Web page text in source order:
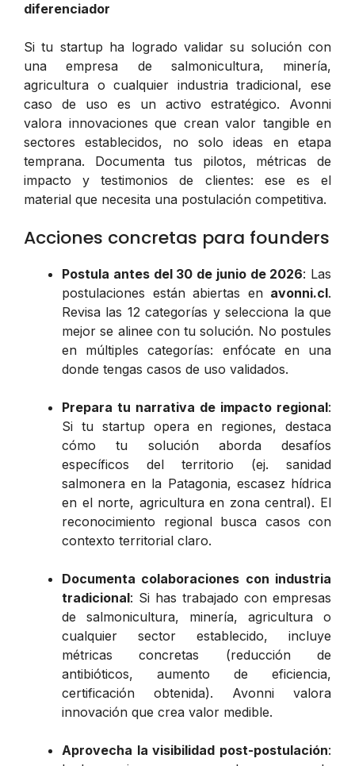
diferenciador
Si tu startup ha logrado validar su solución con
una empresa de salmonicultura, minería,
agricultura o cualquier industria tradicional, ese
caso de uso es un activo estratégico. Avonni
valora innovaciones que crean valor tangible en
sectores establecidos, no solo ideas en etapa
temprana. Documenta tus pilotos, métricas de
impacto y testimonios de clientes: ese es el
material que necesita una postulación competitiva.
Acciones concretas para founders
Postula antes del 30 de junio de 2026: Las
postulaciones están abiertas en avonni.cl.
Revisa las 12 categorías y selecciona la que
mejor se alinee con tu solución. No postules
en múltiples categorías: enfócate en una
donde tengas casos de uso validados.
Prepara tu narrativa de impacto regional:
Si tu startup opera en regiones, destaca
cómo tu solución aborda desafíos
específicos del territorio (ej. sanidad
salmonera en la Patagonia, escasez hídrica
en el norte, agricultura en zona central). El
reconocimiento regional busca casos con
contexto territorial claro.
Documenta colaboraciones con industria
tradicional: Si has trabajado con empresas
de salmonicultura, minería, agricultura o
cualquier sector establecido, incluye
métricas concretas (reducción de
antibióticos, aumento de eficiencia,
certificación obtenida). Avonni valora
innovación que crea valor medible.
Aprovecha la visibilidad post-postulación: